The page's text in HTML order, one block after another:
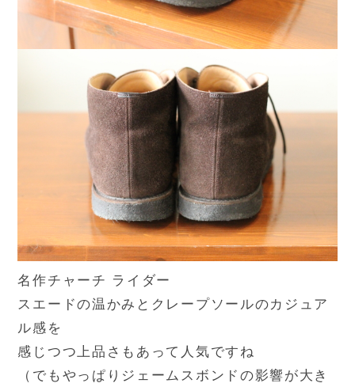
名作チャーチ ライダー
スエードの温かみとクレープソールのカジュア
ル感を
感じつつ上品さもあって人気ですね
（でもやっぱりジェームスボンドの影響が大き